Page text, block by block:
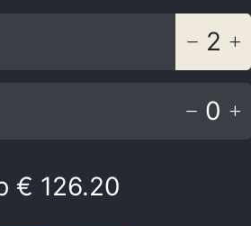
2
0
€ 126.20